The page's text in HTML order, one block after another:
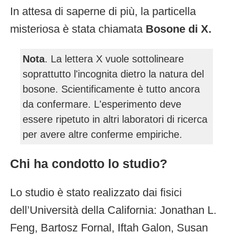
In attesa di saperne di più, la particella
misteriosa è stata chiamata Bosone di X.
Nota. La lettera X vuole sottolineare
soprattutto l'incognita dietro la natura del
bosone. Scientificamente è tutto ancora
da confermare. L'esperimento deve
essere ripetuto in altri laboratori di ricerca
per avere altre conferme empiriche.
Chi ha condotto lo studio?
Lo studio è stato realizzato dai fisici
dell’Università della California: Jonathan L.
Feng, Bartosz Fornal, Iftah Galon, Susan